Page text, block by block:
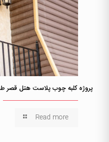
پروژه کلبه چوب پلاست هتل قصر
Read more